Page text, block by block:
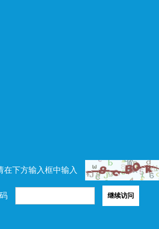
在下方输入框中输入
继续访问